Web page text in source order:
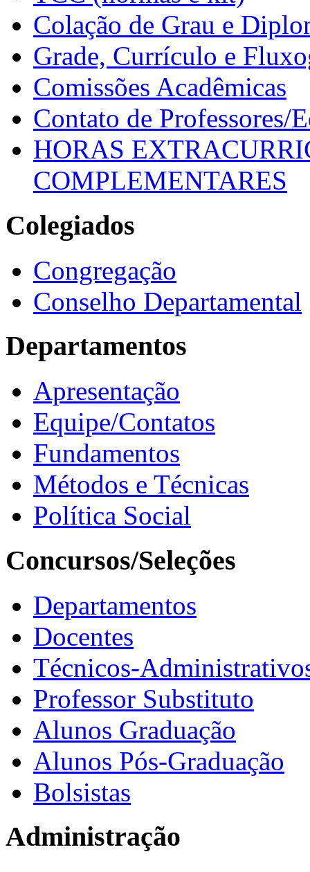
Colação de Grau e
Grade, Currículo e
Comissões Acadêmicas
Contato de Professores/
HORAS
COMPLEMENTARES
Colegiados
Congregação
Conselho Departamental
Departamentos
Apresentação
Equipe/Contatos
Fundamentos
Métodos e Técnicas
Política Social
Concursos/Seleções
Departamentos
Docentes
Técnicos-
Professor Substituto
Alunos Graduação
Alunos Pós-Graduação
Bolsistas
Administração